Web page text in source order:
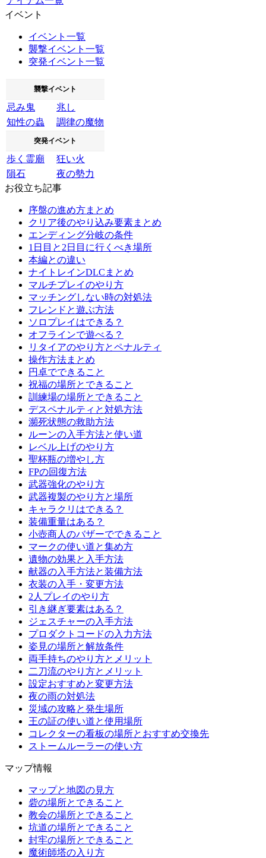
イベント
イベント一覧
襲撃イベント一覧
突発イベント一覧
襲撃イベント
忌み鬼
兆し
知性の蟲
調律の魔物
突発イベント
歩く霊廟
狂い火
隕石
夜の勢力
お役立ち記事
序盤の進め方まとめ
クリア後のやり込み要素まとめ
エンディング分岐の条件
1日目と2日目に行くべき場所
本編との違い
ナイトレインDLCまとめ
マルチプレイのやり方
マッチングしない時の対処法
フレンドと遊ぶ方法
ソロプレイはできる？
オフラインで遊べる？
リタイアのやり方とペナルティ
操作方法まとめ
円卓でできること
祝福の場所とできること
訓練場の場所とできること
デスペナルティと対処方法
瀕死状態の救助方法
ルーンの入手方法と使い道
レベル上げのやり方
聖杯瓶の増やし方
FPの回復方法
武器強化のやり方
武器複製のやり方と場所
キャラクリはできる？
装備重量はある？
小壺商人のバザーでできること
マークの使い道と集め方
遺物の効果と入手方法
献器の入手方法と装備方法
衣装の入手・変更方法
2人プレイのやり方
引き継ぎ要素はある？
ジェスチャーの入手方法
プロダクトコードの入力方法
姿見の場所と解放条件
両手持ちのやり方とメリット
二刀流のやり方とメリット
設定おすすめと変更方法
夜の雨の対処法
災域の攻略と発生場所
王の証の使い道と使用場所
コレクターの看板の場所とおすすめ交換先
ストームルーラーの使い方
マップ情報
マップと地図の見方
砦の場所とできること
教会の場所とできること
坑道の場所とできること
封牢の場所とできること
魔術師塔の入り方